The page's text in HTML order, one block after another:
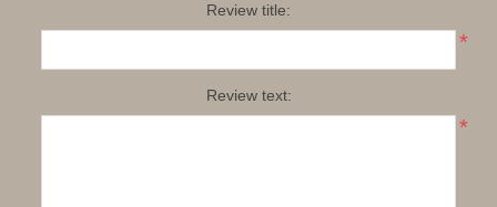
Review title:
*
Review text:
*